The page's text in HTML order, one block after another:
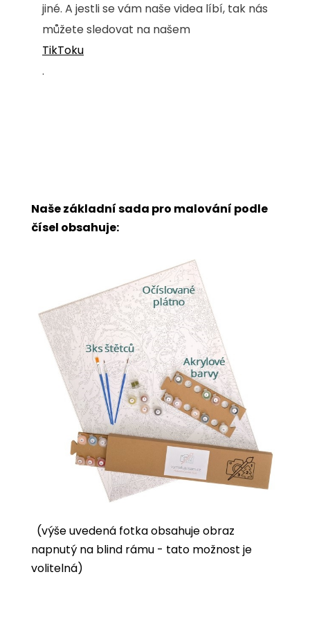
jiné. A jestli se vám naše videa líbí, tak nás
můžete sledovat na našem
TikToku
.
Naše základní sada pro malování podle
čísel obsahuje:
(výše uvedená fotka obsahuje obraz
napnutý na blind rámu - tato možnost je
volitelná)